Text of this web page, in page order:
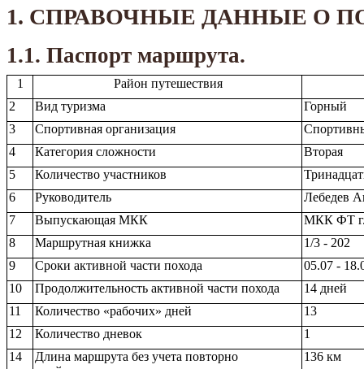
1. СПРАВОЧНЫЕ ДАННЫЕ О
1.1. Паспорт маршрута.
1
Район путешествия
2
Вид туризма
Горный
3
Спортивная организация
4
Категория сложности
Вторая
5
Количество участников
6
Руководитель
Лебедев
7
Выпускающая МКК
МКК ФТ
8
Маршрутная книжка
1/3 - 202
9
Сроки активной части похода
05.07 -
10
Продолжительность активной части похода
14 дней
11
Количество «рабочих» дней
13
12
Количество дневок
1
14
Длина маршрута без учета повторно
136 км